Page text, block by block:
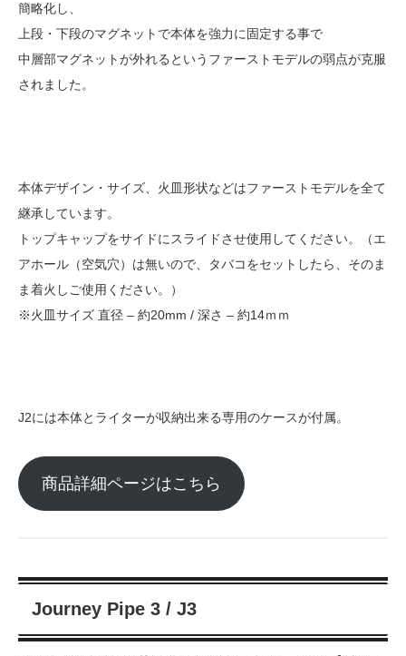
簡略化し、
上段・下段のマグネットで本体を強力に固定する事で
中層部マグネットが外れるというファーストモデルの弱点が克服
されました。
本体デザイン・サイズ、火皿形状などはファーストモデルを全て
継承しています。
トップキャップをサイドにスライドさせ使用してください。（エ
アホール（空気穴）は無いので、タバコをセットしたら、そのま
ま着火しご使用ください。）
※火皿サイズ 直径 – 約20mm / 深さ – 約14ｍｍ
J2には本体とライターが収納出来る専用のケースが付属。
商品詳細ページはこちら
Journey Pipe 3 / J3